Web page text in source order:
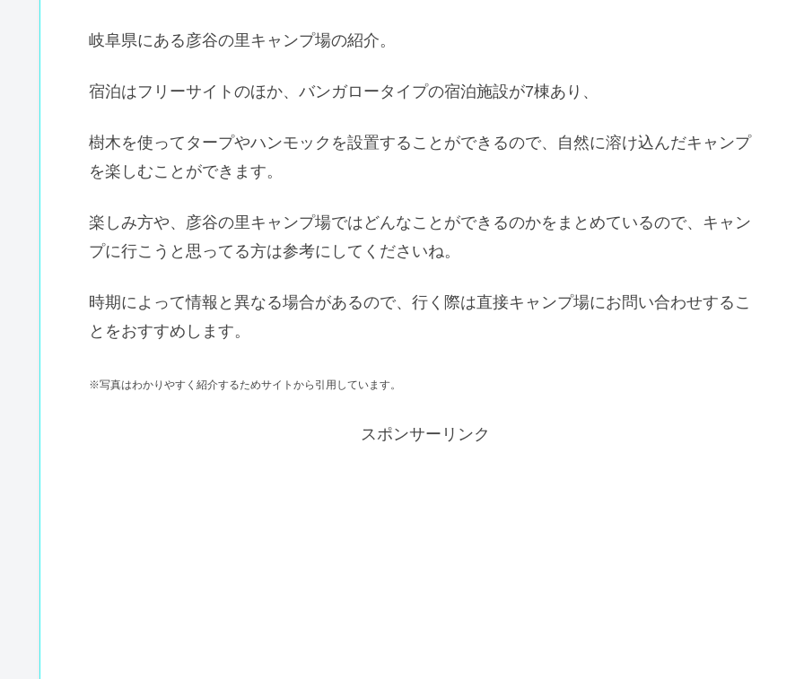
岐阜県にある彦谷の里キャンプ場の紹介。
宿泊はフリーサイトのほか、バンガロータイプの宿泊施設が7棟あり、
樹木を使ってタープやハンモックを設置することができるので、自然に溶け込んだキャンプ
を楽しむことができます。
楽しみ方や、彦谷の里キャンプ場ではどんなことができるのかをまとめているので、キャン
プに行こうと思ってる方は参考にしてくださいね。
時期によって情報と異なる場合があるので、行く際は直接キャンプ場にお問い合わせするこ
とをおすすめします。
※写真はわかりやすく紹介するためサイトから引用しています。
スポンサーリンク